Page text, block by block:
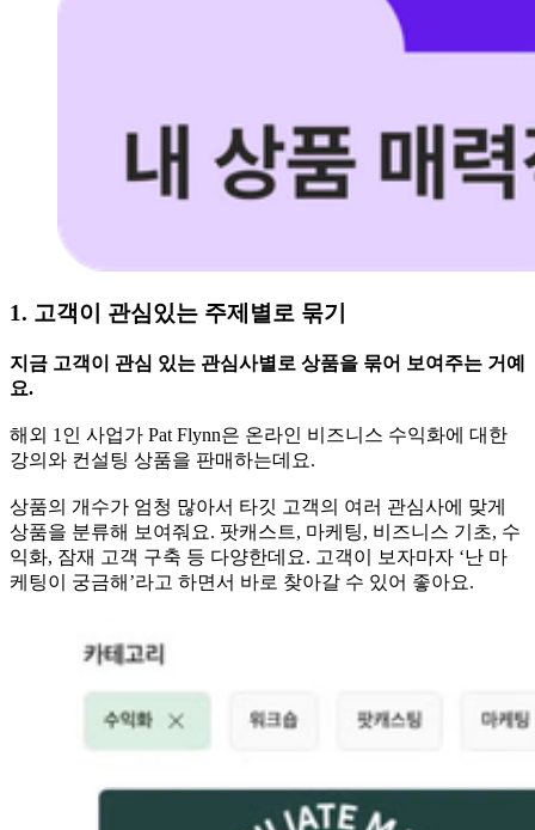
1. 고객이 관심있는 주제별로 묶기
지금 고객이 관심 있는 관심사별로 상품을 묶어 보여주는 거예
요.
해외 1인 사업가 Pat Flynn은 온라인 비즈니스 수익화에 대한
강의와 컨설팅 상품을 판매하는데요.
상품의 개수가 엄청 많아서 타깃 고객의 여러 관심사에 맞게
상품을 분류해 보여줘요. 팟캐스트, 마케팅, 비즈니스 기초, 수
익화, 잠재 고객 구축 등 다양한데요. 고객이 보자마자 ‘난 마
케팅이 궁금해’라고 하면서 바로 찾아갈 수 있어 좋아요.